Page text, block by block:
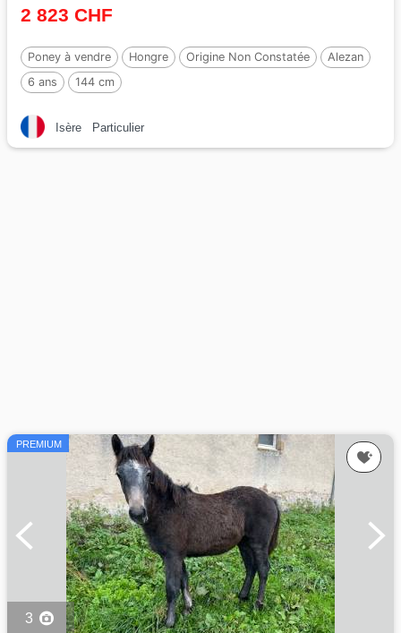
2 823 CHF
Poney à vendre Hongre Origine Non Constatée
Alezan
6 ans
144 cm
Isère Particulier
PREMIUM
3